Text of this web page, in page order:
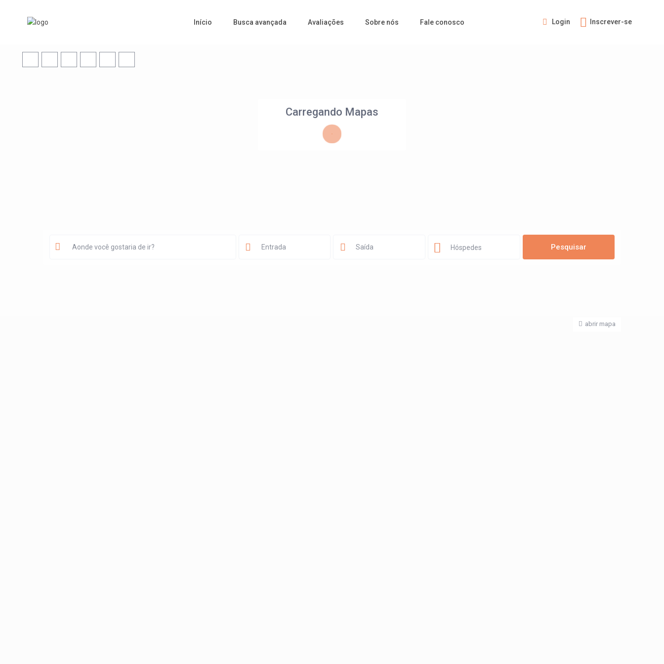
Login Inscrever-se
Início Busca avançada Avaliações Sobre nós Fale conosco
Carregando Mapas
abrir mapa
Hóspedes